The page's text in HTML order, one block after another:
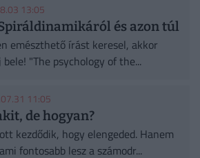
13:05
és azon túl
emészthető írást keresel, akkor
"The psychology of the...
11:05
de hogyan?
kezdődik, hogy elengeded. Hanem
fontosabb lesz a számodr...